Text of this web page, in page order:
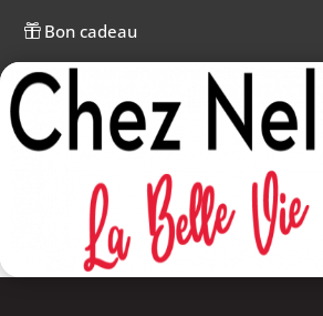
Bon cadeau